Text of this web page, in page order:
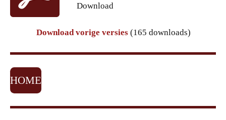
Download
Download vorige versies (165 downloads)
HOME